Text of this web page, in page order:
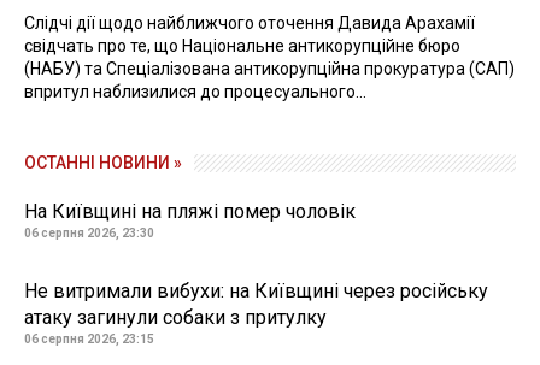
Слідчі дії щодо найближчого оточення Давида Арахамії
свідчать про те, що Національне антикорупційне бюро
(НАБУ) та Спеціалізована антикорупційна прокуратура (САП)
впритул наблизилися до процесуального...
ОСТАННІ НОВИНИ »
На Київщині на пляжі помер чоловік
06 серпня 2026, 23:30
Не витримали вибухи: на Київщині через російську
атаку загинули собаки з притулку
06 серпня 2026, 23:15